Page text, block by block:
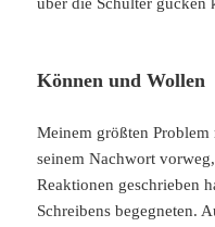
Können und Wollen
Meinem größten
seinem Nachwort
Reaktionen geschrieben
Schreibens begegneten.